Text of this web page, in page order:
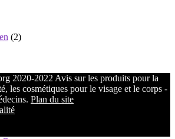
(2)
2020-2022 Avis sur les produits pour la
les cosmétiques pour le visage et le corps -
Plan du site